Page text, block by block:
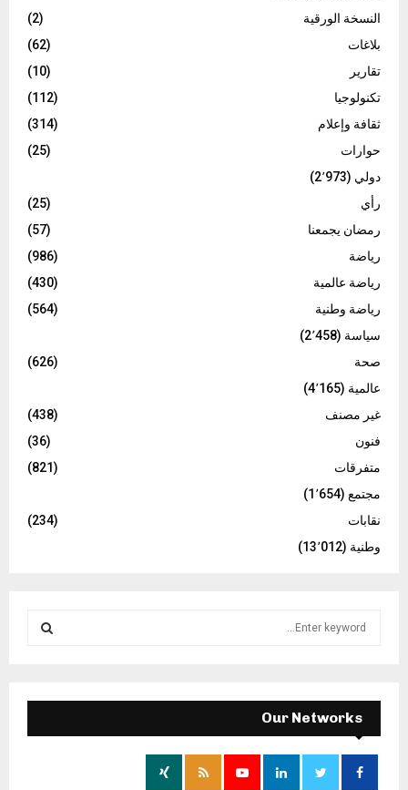
النسخة الورقية
(2)
بلاغات
(62)
تقارير
(10)
تكنولوجيا
(112)
ثقافة وإعلام
(314)
حوارات
(25)
دولي (2٬973)
رأي
(25)
رمضان يجمعنا
(57)
رياضة
(986)
رياضة عالمية
(430)
رياضة وطنية
(564)
سياسة (2٬458)
صحة
(626)
عالمية (4٬165)
غير مصنف
(438)
فنون
(36)
متفرقات
(821)
مجتمع (1٬654)
نقابات
(234)
وطنية (13٬012)
f
o
E
A
Our Networks